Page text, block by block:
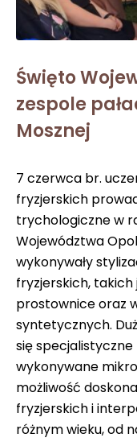
Święto
zespole
Mosznej
7 czerwca br.
fryzjerskich
trychologiczne w
Województwa
wykonywały
fryzjerskich, takich
prostownice oraz
syntetycznych.
się specjalistyczne
wykonywane
możliwość
fryzjerskich i
różnym wieku, od